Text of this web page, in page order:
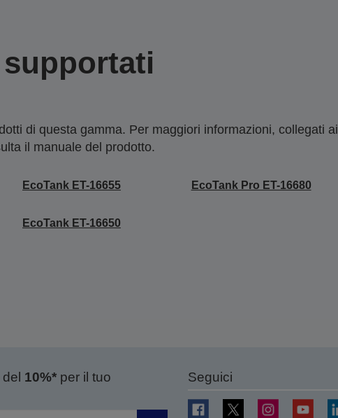
di questa gamma. Per maggiori informazioni, collegati ai
il manuale del prodotto.
EcoTank ET-16655 EcoTank Pro ET-16680
EcoTank ET-16650
10%*per il tuo
Seguici